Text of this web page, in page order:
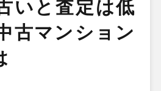
いと査定は低
古マンション